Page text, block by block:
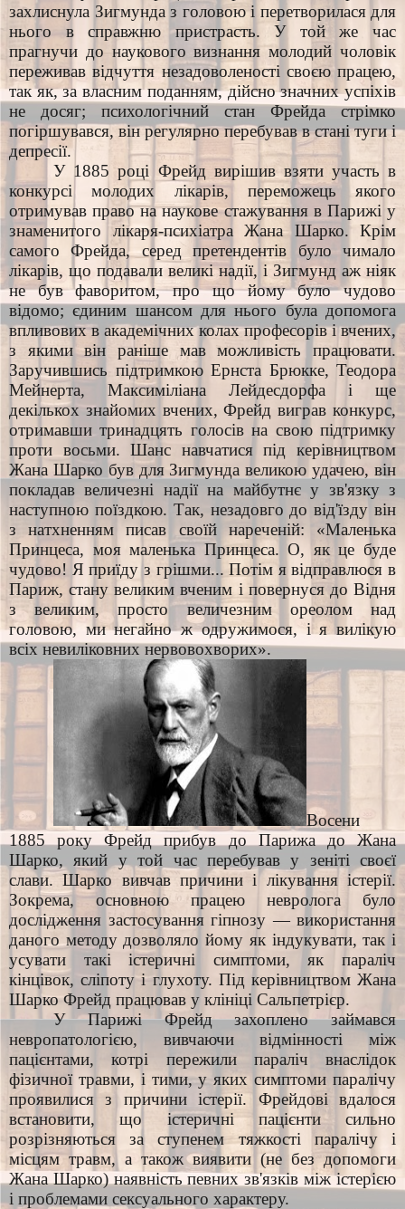
захлиснула Зигмунда з головою і перетворилася для
нього в справжню пристрасть. У той же час
прагнучи до наукового визнання молодий чоловік
переживав відчуття незадоволеності своєю працею,
так як, за власним поданням, дійсно значних успіхів
не досяг; психологічний стан Фрейда стрімко
погіршувався, він регулярно перебував в стані туги і
депресії.
У 1885 році Фрейд вирішив взяти участь в
конкурсі молодих лікарів, переможець якого
отримував право на наукове стажування в Парижі у
знаменитого лікаря-психіатра Жана Шарко. Крім
самого Фрейда, серед претендентів було чимало
лікарів, що подавали великі надії, і Зигмунд аж ніяк
не був фаворитом, про що йому було чудово
відомо; єдиним шансом для нього була допомога
впливових в академічних колах професорів і вчених,
з якими він раніше мав можливість працювати.
Заручившись підтримкою Ернста Брюкке, Теодора
Мейнерта, Максиміліана Лейдесдорфа і ще
декількох знайомих вчених, Фрейд виграв конкурс,
отримавши тринадцять голосів на свою підтримку
проти восьми. Шанс навчатися під керівництвом
Жана Шарко був для Зигмунда великою удачею, він
покладав величезні надії на майбутнє у зв'язку з
наступною поїздкою. Так, незадовго до від'їзду він
з натхненням писав своїй нареченій: «Маленька
Принцеса, моя маленька Принцеса. О, як це буде
чудово! Я приїду з грішми... Потім я відправлюся в
Париж, стану великим вченим і повернуся до Відня
з великим, просто величезним ореолом над
головою, ми негайно ж одружимося, і я вилікую
всіх невиліковних нервовохворих».
Восени
1885 року Фрейд прибув до Парижа до Жана
Шарко, який у той час перебував у зеніті своєї
слави. Шарко вивчав причини і лікування істерії.
Зокрема, основною працею невролога було
дослідження застосування гіпнозу — використання
даного методу дозволяло йому як індукувати, так і
усувати такі істеричні симптоми, як параліч
кінцівок, сліпоту і глухоту. Під керівництвом Жана
Шарко Фрейд працював у клініці Сальпетрієр.
У Парижі Фрейд захоплено займався
невропатологією, вивчаючи відмінності між
пацієнтами, котрі пережили параліч внаслідок
фізичної травми, і тими, у яких симптоми паралічу
проявилися з причини істерії. Фрейдові вдалося
встановити, що істеричні пацієнти сильно
розрізняються за ступенем тяжкості паралічу і
місцям травм, а також виявити (не без допомоги
Жана Шарко) наявність певних зв'язків між істерією
і проблемами сексуального характеру.